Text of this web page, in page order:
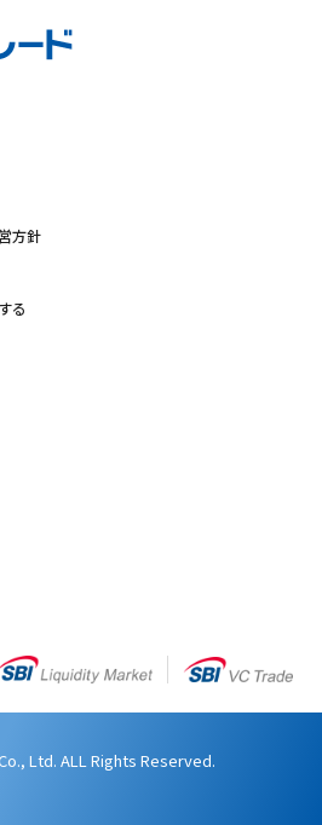
方針
る
Ltd. ALL Rights Reserved.